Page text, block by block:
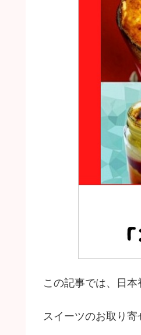
この記事では、日
スイーツのお取り